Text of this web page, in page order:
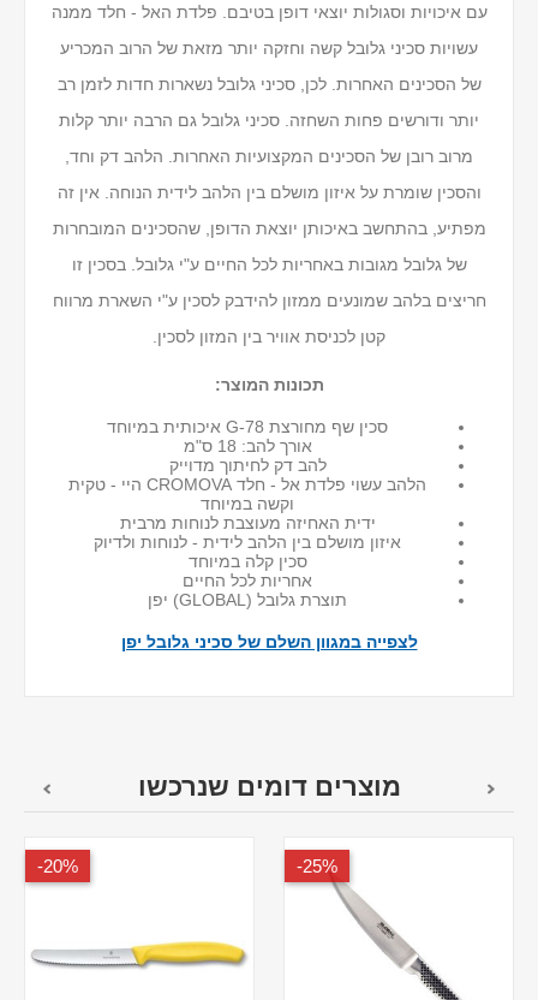
עם איכויות וסגולות יוצאי דופן בטיבם. פלדת האל - חלד ממנה
עשויות סכיני גלובל קשה וחזקה יותר מזאת של הרוב המכריע
של הסכינים האחרות. לכן, סכיני גלובל נשארות חדות לזמן רב
יותר ודורשים פחות השחזה. סכיני גלובל גם הרבה יותר קלות
מרוב רובן של הסכינים המקצועיות האחרות. הלהב דק וחד,
והסכין שומרת על איזון מושלם בין הלהב לידית הנוחה. אין זה
מפתיע, בהתחשב באיכותן יוצאת הדופן, שהסכינים המובחרות
של גלובל מגובות באחריות לכל החיים ע"י גלובל. בסכין זו
חריצים בלהב שמונעים ממזון להידבק לסכין ע"י השארת מרווח
קטן לכניסת אוויר בין המזון לסכין.
תכונות המוצר:
סכין שף מחורצת G-78 איכותית במיוחד
אורך להב: 18 ס"מ
להב דק לחיתוך מדוייק
הלהב עשוי פלדת אל - חלד CROMOVA היי - טקית
וקשה במיוחד
ידית האחיזה מעוצבת לנוחות מרבית
איזון מושלם בין הלהב לידית - לנוחות ולדיוק
סכין קלה במיוחד
אחריות לכל החיים
תוצרת גלובל (GLOBAL) יפן
לצפייה במגוון השלם של סכיני גלובל יפן
מוצרים דומים שנרכשו
25%-
20%-